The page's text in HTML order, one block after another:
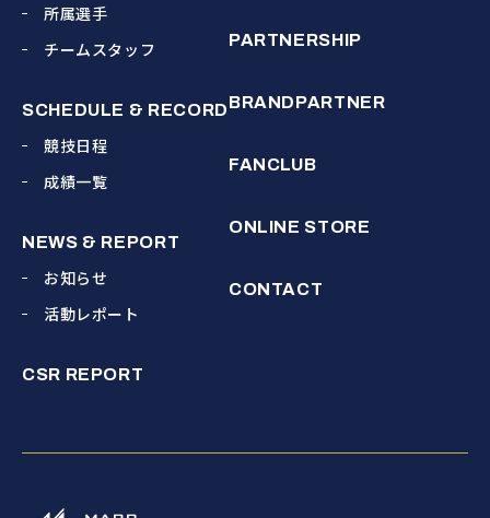
所属選手
チームスタッフ
SCHEDULE & RECORD
競技日程
成績一覧
NEWS & REPORT
お知らせ
活動レポート
CSR REPORT
PARTNERSHIP
BRANDPARTNER
FANCLUB
ONLINE STORE
CONTACT